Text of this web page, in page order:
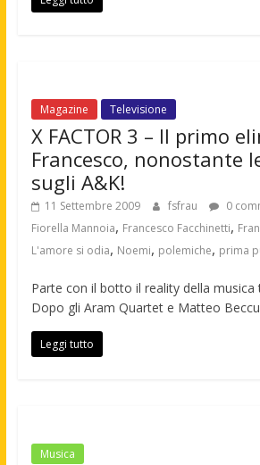
Magazine Televisione
X FACTOR 3 – Il primo
Francesco, nonostante
sugli A&K!
11 Settembre 2009 fsfrau 0
Fiorella Mannoia, Francesco Facchinetti,
L'amore si odia, Noemi, polemiche, prima
Parte con il botto il reality della musica
Dopo gli Aram Quartet e Matteo
Leggi tutto
Musica